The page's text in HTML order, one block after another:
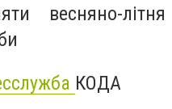
весняно-літня
КОДА